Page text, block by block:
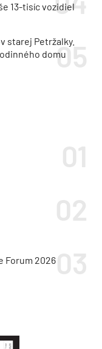
13-tisíc vozidiel
starej Petržalky.
domu
Forum 2026